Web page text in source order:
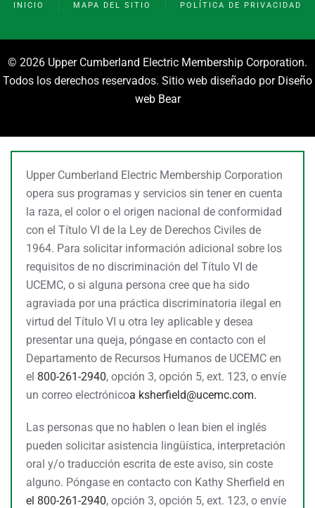
INICIO MAPA DEL SITIO POLÍTICA DE PRIVACIDAD
© 2026 Upper Cumberland Electric Membership Corporation.
Todos los derechos reservados. Sitio web diseñado por Diseño
web Bear
Upper Cumberland Electric Membership Corporation
opera sus programas y servicios sin tener en cuenta
la raza, el color o el origen nacional de conformidad
con el Título VI de la Ley de Derechos Civiles de
1964. Para solicitar información adicional sobre los
requisitos de no discriminación del Título VI de
UCEMC, o si alguna persona cree que ha sido
agraviada por una práctica discriminatoria ilegal en
virtud del Título VI u otra ley aplicable y desea
presentar una queja, póngase en contacto con el
Departamento de Recursos Humanos de UCEMC en
el 800-261-2940, opción 3, opción 5, ext. 123, o envíe
un correo electrónicoa ksherfield@ucemc.com.
Las personas que no hablen o lean bien el inglés
pueden solicitar asistencia lingüística, interpretación
oral y/o traducción escrita de este aviso, sin coste
alguno. Póngase en contacto con Kathy Sherfield en
el 800-261-2940, opción 3, opción 5, ext. 123, o envíe